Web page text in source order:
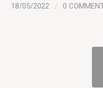
18/05/2022 / 0